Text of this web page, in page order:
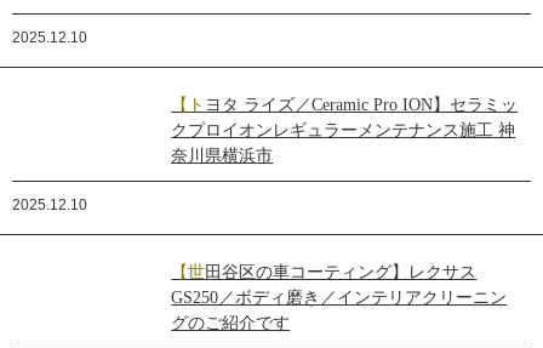
2025.12.10
【トヨタ ライズ／Ceramic Pro ION】セラミッ
クプロイオンレギュラーメンテナンス施工 神
奈川県横浜市
2025.12.10
【世田谷区の車コーティング】レクサス
GS250／ボディ磨き／インテリアクリーニン
グのご紹介です